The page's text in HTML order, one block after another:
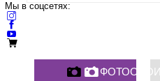
Мы в соцсетях: